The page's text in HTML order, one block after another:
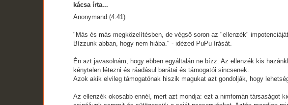
kácsa írta...
Anonymand (4:41)
"Más és más megközelítésben, de végső soron az "ellenzék"
Bízzunk abban, hogy nem hiába." - idézed PuPu írását.
Én azt javasolnám, hogy ebben egyáltalán ne bízz. Az ellenzék kis
kénytelen létezni és ráadásul barátai és támogatói sincsenek.
Azok akik elvileg támogatónak hiszik magukat azt gondolják, hogy
Az ellenzék okosabb ennél, mert azt mondja: ezt a nimfomán társaságot